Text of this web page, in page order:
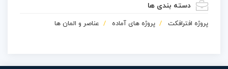
دسته بندی ها
پروژه افترافکت پروژه های آماده عناصر و المان ها